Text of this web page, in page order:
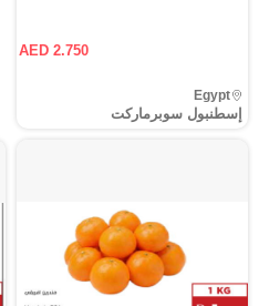
AED 2.750
إسطنبول سوبرماركت
Egypt